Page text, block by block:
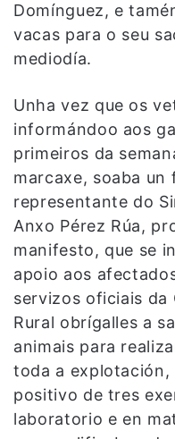
Domínguez, e
vacas para o seu
mediodía.
Unha vez que os
informándoo aos
primeiros da
marcaxe, soaba un
representante do
Anxo Pérez Rúa,
manifesto, que se
apoio aos
servizos oficiais da
Rural obrígalles a
animais para
toda a explotación,
positivo de tres
laboratorio e en